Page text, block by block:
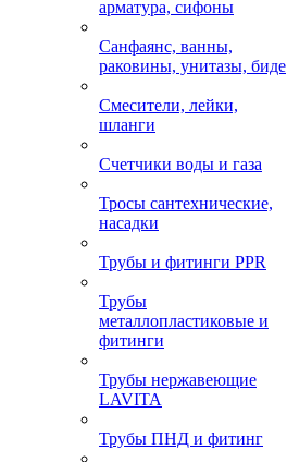
арматура, сифоны
Санфаянс, ванны,
раковины, унитазы, биде
Смесители, лейки,
шланги
Счетчики воды и газа
Тросы сантехнические,
насадки
Трубы и фитинги PPR
Трубы
металлопластиковые и
фитинги
Трубы нержавеющие
LAVITA
Трубы ПНД и фитинг